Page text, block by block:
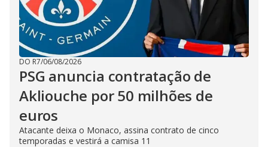
DO R7/06/08/2026
PSG anuncia contratação de
Akliouche por 50 milhões de
euros
Atacante deixa o Monaco, assina contrato de cinco
temporadas e vestirá a camisa 11